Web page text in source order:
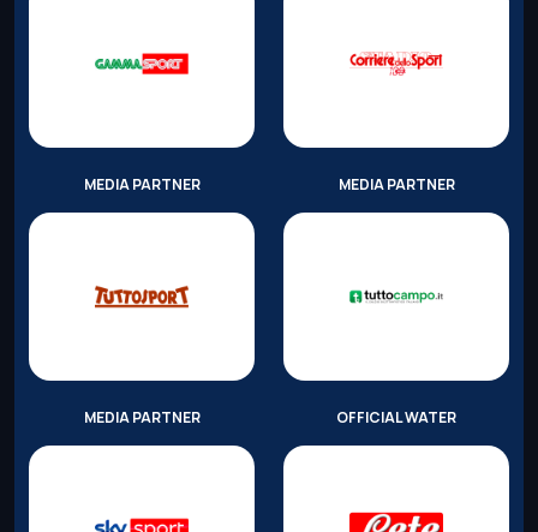
MEDIA PARTNER MEDIA PARTNER
MEDIA PARTNER OFFICIAL WATER